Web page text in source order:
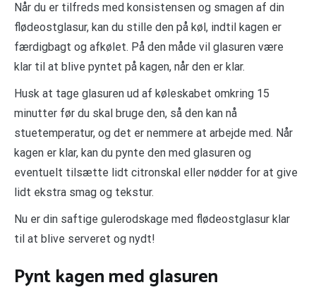
Når du er tilfreds med konsistensen og smagen af din
flødeostglasur, kan du stille den på køl, indtil kagen er
færdigbagt og afkølet. På den måde vil glasuren være
klar til at blive pyntet på kagen, når den er klar.
Husk at tage glasuren ud af køleskabet omkring 15
minutter før du skal bruge den, så den kan nå
stuetemperatur, og det er nemmere at arbejde med. Når
kagen er klar, kan du pynte den med glasuren og
eventuelt tilsætte lidt citronskal eller nødder for at give
lidt ekstra smag og tekstur.
Nu er din saftige gulerodskage med flødeostglasur klar
til at blive serveret og nydt!
Pynt kagen med glasuren